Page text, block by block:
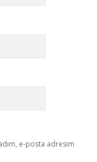
e-posta adresim